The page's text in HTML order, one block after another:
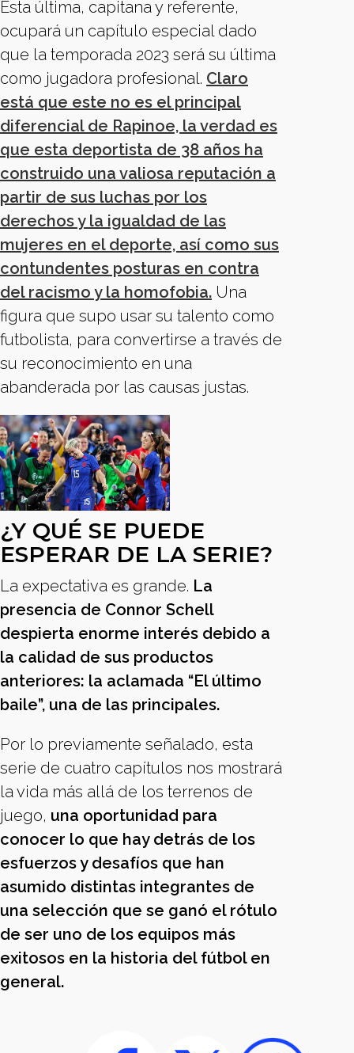
Esta última, capitana y referente,
ocupará un capítulo especial dado
que la temporada 2023 será su última
como jugadora profesional. Claro
está que este no es el principal
diferencial de Rapinoe, la verdad es
que esta deportista de 38 años ha
construido una valiosa reputación a
partir de sus luchas por los
derechos y la igualdad de las
mujeres en el deporte, así como sus
contundentes posturas en contra
del racismo y la homofobia. Una
figura que supo usar su talento como
futbolista, para convertirse a través de
su reconocimiento en una
abanderada por las causas justas.
¿Y QUÉ SE PUEDE
ESPERAR DE LA SERIE?
La expectativa es grande. La
presencia de Connor Schell
despierta enorme interés debido a
la calidad de sus productos
anteriores: la aclamada “El último
baile”, una de las principales.
Por lo previamente señalado, esta
serie de cuatro capítulos nos mostrará
la vida más allá de los terrenos de
juego, una oportunidad para
conocer lo que hay detrás de los
esfuerzos y desafíos que han
asumido distintas integrantes de
una selección que se ganó el rótulo
de ser uno de los equipos más
exitosos en la historia del fútbol en
general.